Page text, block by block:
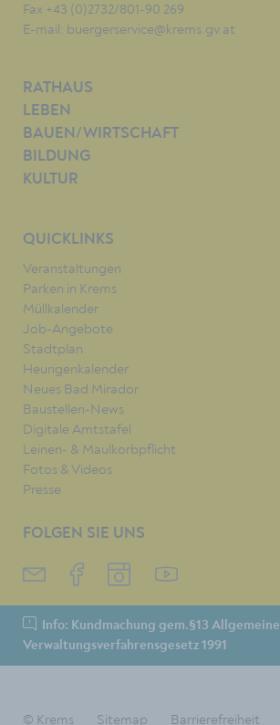
Fax +43 (0)2732/801-90 269
E-mail: buergerservice@krems.gv.at
RATHAUS
LEBEN
BAUEN/WIRTSCHAFT
BILDUNG
KULTUR
QUICKLINKS
Veranstaltungen
Parken in Krems
Müllkalender
Job-Angebote
Stadtplan
Heurigenkalender
Neues Bad Mirador
Baustellen-News
Digitale Amtstafel
Leinen- & Maulkorbpflicht
Fotos & Videos
Presse
FOLGEN SIE UNS
Info: Kundmachung gem.§13 Allgemeine
Verwaltungsverfahrensgesetz 1991
© Krems Sitemap Barrierefreiheit